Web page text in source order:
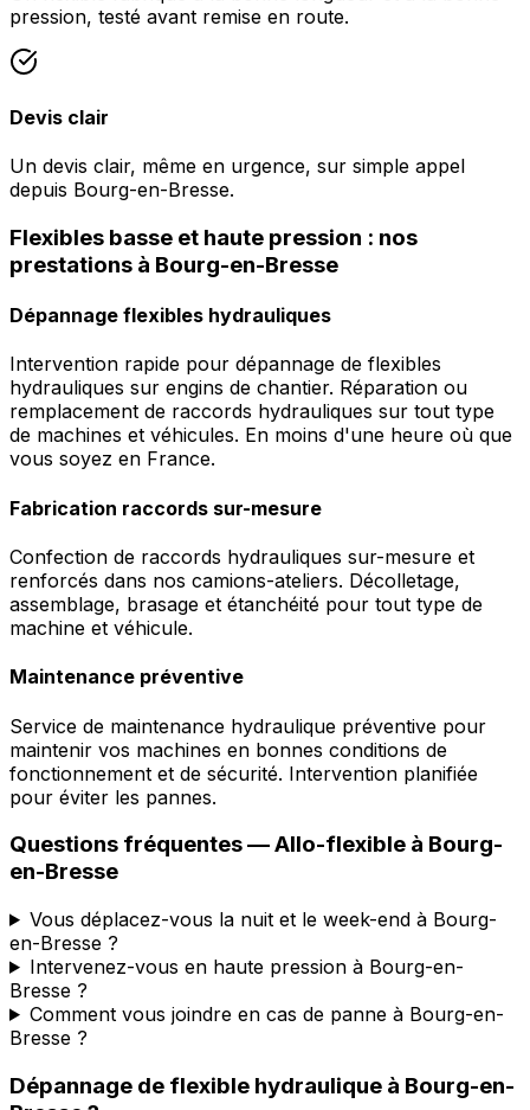
pression, testé avant remise en route.
Devis clair
Un devis clair, même en urgence, sur simple appel
depuis Bourg-en-Bresse.
Flexibles basse et haute pression : nos
prestations à Bourg-en-Bresse
Dépannage flexibles hydrauliques
Intervention rapide pour dépannage de flexibles
hydrauliques sur engins de chantier. Réparation ou
remplacement de raccords hydrauliques sur tout type
de machines et véhicules. En moins d'une heure où que
vous soyez en France.
Fabrication raccords sur-mesure
Confection de raccords hydrauliques sur-mesure et
renforcés dans nos camions-ateliers. Décolletage,
assemblage, brasage et étanchéité pour tout type de
machine et véhicule.
Maintenance préventive
Service de maintenance hydraulique préventive pour
maintenir vos machines en bonnes conditions de
fonctionnement et de sécurité. Intervention planifiée
pour éviter les pannes.
Questions fréquentes —Allo-flexible à Bourg-
en-Bresse
Vous déplacez-vous la nuit et le week-end à Bourg-
en-Bresse ?
Intervenez-vous en haute pression à Bourg-en-
Bresse ?
Comment vous joindre en cas de panne à Bourg-en-
Bresse ?
Dépannage de flexible hydraulique à Bourg-en-